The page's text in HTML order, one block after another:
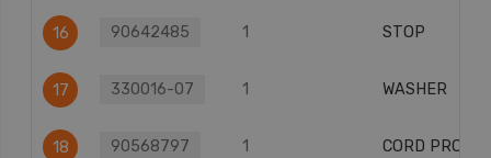
16 90642485 1 STOP
17 330016-07 1 WASHER
18 90568797 1 CORD